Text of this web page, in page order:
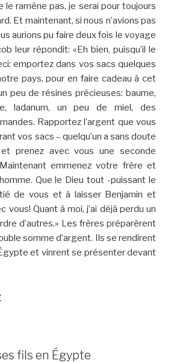
le ramène pas, je serai pour toujours
Et maintenant, si nous n’avions pas
aurions pu faire deux fois le voyage
leur répondit: «Eh bien, puisqu’il le
emportez dans vos sacs quelques
pays, pour en faire cadeau à cet
peu de résines précieuses: baume,
ladanum, un peu de miel, des
Rapportez l’argent que vous
vos sacs – quelqu’un a sans doute
prenez avec vous une seconde
emmenez votre frère et
Que le Dieu tout -puissant le
de vous et à laisser Benjamin et
vous! Quant à moi, j’ai déjà perdu un
d’autres.» Les frères préparèrent
somme d’argent. Ils se rendirent
et vinrent se présenter devant
frèresfils en Égypte